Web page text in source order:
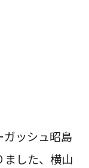
ッシュ昭島
ました、横山